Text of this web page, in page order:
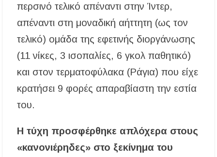
περσινό τελικό απέναντι στην Ίντερ,
απέναντι στη μοναδική αήττητη (ως τον
τελικό) ομάδα της εφετινής διοργάνωσης
(11 νίκες, 3 ισοπαλίες, 6 γκολ παθητικό)
και στον τερματοφύλακα (Ράγια) που είχε
κρατήσει 9 φορές απαραβίαστη την εστία
του.
Η τύχη προσφέρθηκε απλόχερα στους
«κανονιέρηδες» στο ξεκίνημα του